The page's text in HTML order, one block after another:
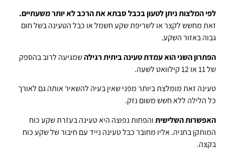
לפי המלצות ניתן לטעון בכבל סבתא את הרכב לא יותר משעתיים.
זאת מחשש לקצר או לשריפת שקע חשמל או כבל הטעינה בשל חום
גבוה באזור השקע.
הפתרון השני הוא עמדת טעינה ביתית רגילהשמגיעה לרוב בהספק
של 11 או 12 קילוואט לשעה.
טעינה זאת מומלצת ביותר מפני שאין בעיה להשאיר אותה גם לאורך
כל הלילה ללא חשש משום נזק.
האפשרות השלישיתוהפחות נפוצה היא טעינה בעזרת שקע כוח
המותקן בחניה. אליו מחובר כבל טעינה נייד עם חיבור של שקע כוח
בקצה.